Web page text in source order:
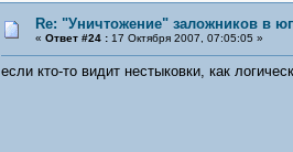
Re: "Уничтожение" заложников в
« Ответ #24 : 17 Октября 2007, 07:05:05 »
если кто-то видит нестыковки, как